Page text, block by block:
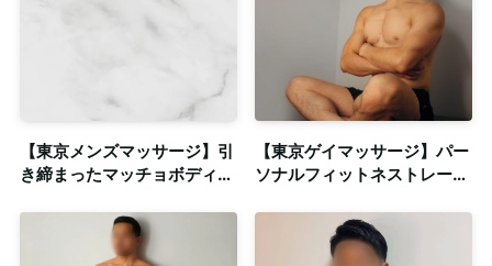
【東京メンズマッサージ】引
き締まったマッチョボディ！
個室・出張対応
【東京ゲイマッサージ】パー
ソナルフィットネストレーナ
ピストによる至極の癒やし！
◎個室対応